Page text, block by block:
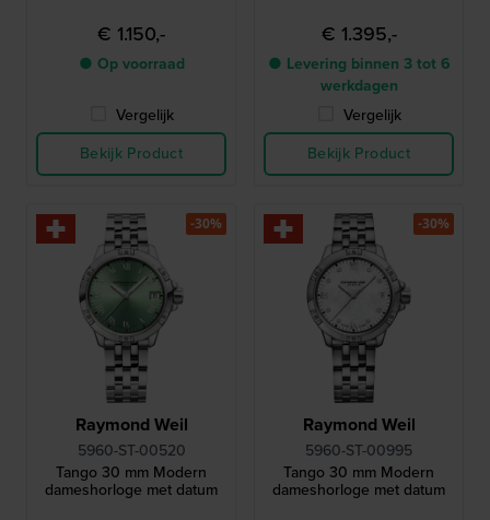
€ 1.150,-
● Op voorraad
Vergelijk
Bekijk Product
€ 1.395,-
● Levering binnen 3 tot 6
werkdagen
Vergelijk
Bekijk Product
Raymond Weil
5960-ST-00520
Tango 30 mm Modern
dameshorloge met datum
-30%
Raymond Weil
5960-ST-00995
Tango 30 mm Modern
dameshorloge met datum
-30%